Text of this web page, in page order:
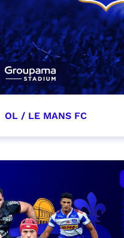
OL / LE MANS FC
date et heure à confirmer
RÉSERVER